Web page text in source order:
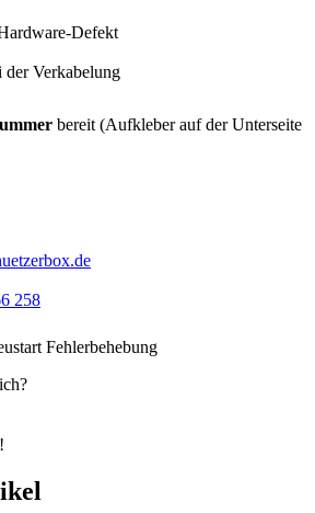
Defekt
der Verkabelung
bereit (Aufkleber auf der Unterseite
258
Fehlerbehebung